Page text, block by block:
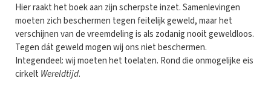
Hier raakt het boek aan zijn scherpste inzet. Samenlevingen
moeten zich beschermen tegen feitelijk geweld, maar het
verschijnen van de vreemdeling is als zodanig nooit geweldloos.
Tegen dát geweld mogen wij ons niet beschermen.
Integendeel: wij moeten het toelaten. Rond die onmogelijke eis
cirkelt Wereldtijd.